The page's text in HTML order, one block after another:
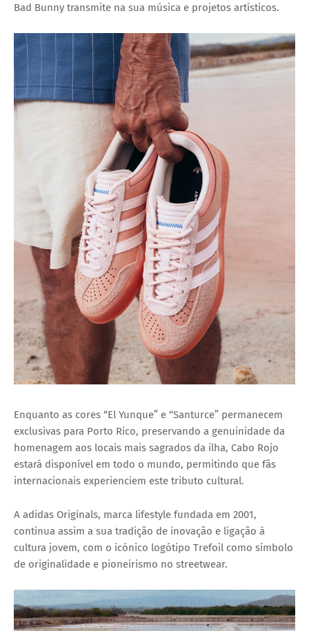
Bad Bunny transmite na sua música e projetos artísticos.
Enquanto as cores “El Yunque” e “Santurce” permanecem
exclusivas para Porto Rico, preservando a genuinidade da
homenagem aos locais mais sagrados da ilha, Cabo Rojo
estará disponível em todo o mundo, permitindo que fãs
internacionais experienciem este tributo cultural.
A adidas Originals, marca lifestyle fundada em 2001,
continua assim a sua tradição de inovação e ligação à
cultura jovem, com o icónico logótipo Trefoil como símbolo
de originalidade e pioneirismo no streetwear.